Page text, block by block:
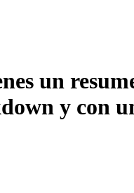
un
y con